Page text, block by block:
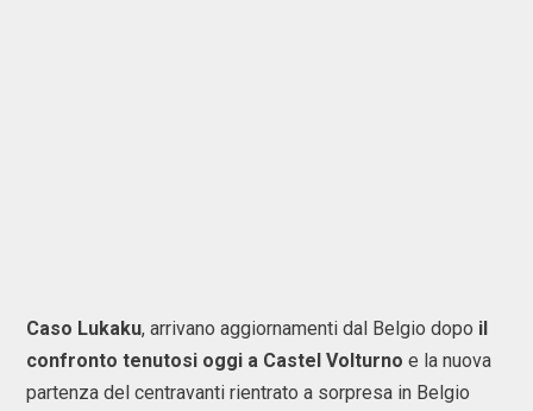
Caso Lukaku, arrivano aggiornamenti dal Belgio dopo il
confronto tenutosi oggi a Castel Volturno e la nuova
partenza del centravanti rientrato a sorpresa in Belgio